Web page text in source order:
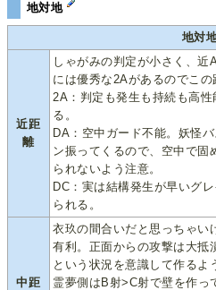
地対地
地対
近距
離
しゃがみの判定が小さく、
には優秀な2Aがあるのでこの
2A：判定も発生も持続も高
る。
DA：空中ガード不能。妖怪
ン振ってくるので、空中で固
られないよう注意。
DC：実は結構発生が早いグ
られる。
中距
衣玖の間合いだと思っちゃい
有利。正面からの攻撃は大抵
という状況を意識して作るよ
霊夢側はB射>C射で壁を作っ